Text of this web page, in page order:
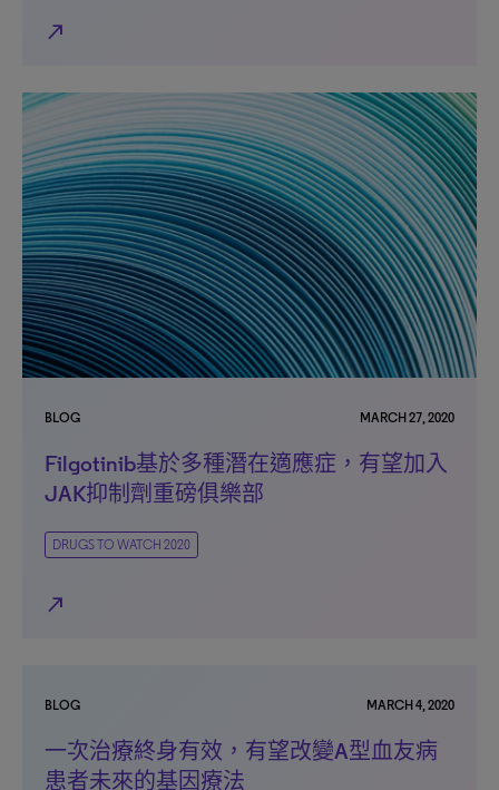
north_east
BLOG MARCH 27, 2020
Filgotinib基於多種潛在適應症，有望加入
JAK抑制劑重磅俱樂部
DRUGS TO WATCH 2020
north_east
BLOG MARCH 4, 2020
一次治療終身有效，有望改變A型血友病
患者未來的基因療法